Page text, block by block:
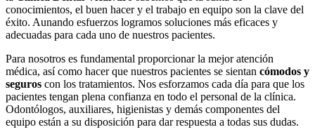
conocimientos, el buen hacer y el trabajo en equipo son la clave del
éxito. Aunando esfuerzos logramos soluciones más eficaces y
adecuadas para cada uno de nuestros pacientes.
Para nosotros es fundamental proporcionar la mejor atención
médica, así como hacer que nuestros pacientes se sientan cómodos y
seguros con los tratamientos. Nos esforzamos cada día para que los
pacientes tengan plena confianza en todo el personal de la clínica.
Odontólogos, auxiliares, higienistas y demás componentes del
equipo están a su disposición para dar respuesta a todas sus dudas.